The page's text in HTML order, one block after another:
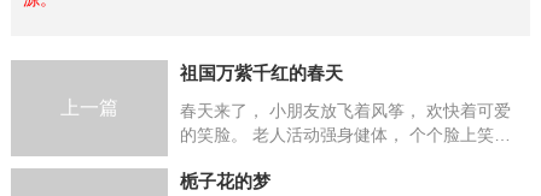
上一篇
祖国万紫千红的春天
春天来了， 小朋友放飞着风筝， 欢快着可爱
的笑脸。 老人活动强身健体， 个个脸上笑出
艳。 农民地里忙着春耕， 来日将是绿色田
栀子花的梦